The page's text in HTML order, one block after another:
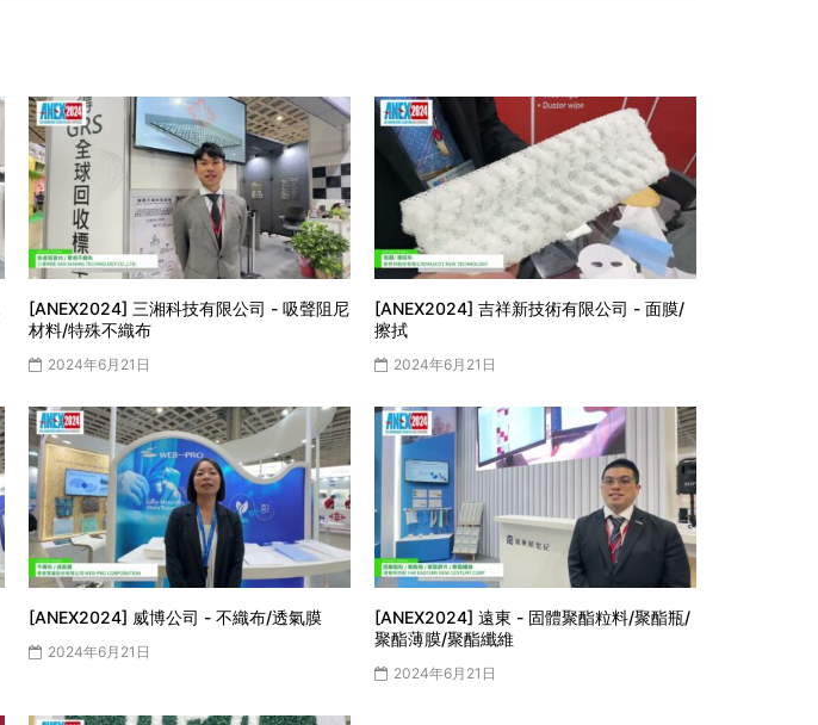
[ANEX2024] 三湘科技有限公司 - 吸聲阻尼
材料/特殊不織布
2024年6月21日
[ANEX2024] 吉祥新技術有限公司 - 面膜/
擦拭
2024年6月21日
[ANEX2024] 威博公司 - 不織布/透氣膜
2024年6月21日
[ANEX2024] 遠東 - 固體聚酯粒料/聚酯瓶/
聚酯薄膜/聚酯纖維
2024年6月21日